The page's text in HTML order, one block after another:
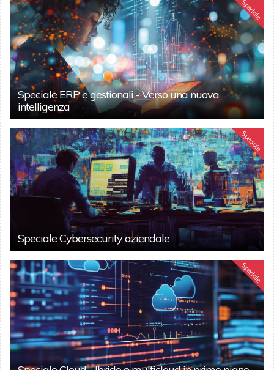
Speciale
Speciale ERP e gestionali - Verso una nuova
intelligenza
Speciale
Speciale Cybersecurity aziendale
Speciale